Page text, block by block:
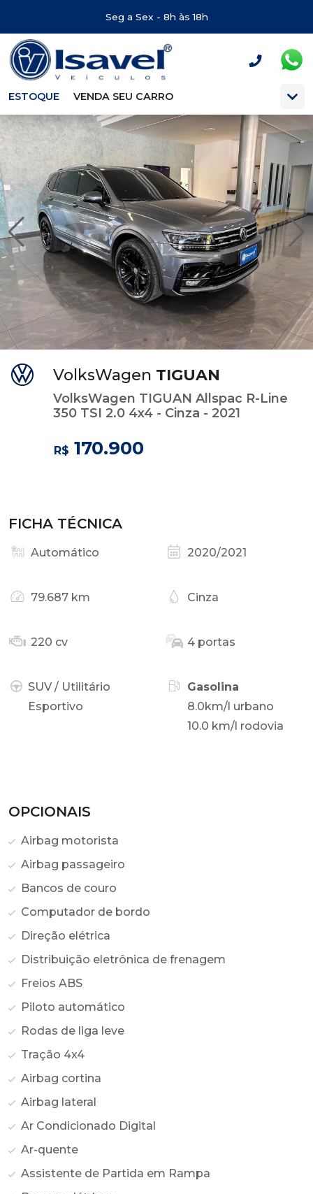
Seg a Sex - 8h às 18h
ESTOQUE VENDA SEU CARRO
VolksWagen TIGUAN
VolksWagen TIGUAN Allspac R-Line
350 TSI 2.0 4x4 - Cinza - 2021
R$ 170.900
FICHA TÉCNICA
Automático 2020/2021
79.687 km Cinza
220 cv 4 portas
SUV / Utilitário
Esportivo
Gasolina
8.0km/l urbano
10.0 km/l rodovia
OPCIONAIS
Airbag motorista
Airbag passageiro
Bancos de couro
Computador de bordo
Direção elétrica
Distribuição eletrônica de frenagem
Freios ABS
Piloto automático
Rodas de liga leve
Tração 4x4
Airbag cortina
Airbag lateral
Ar Condicionado Digital
Ar-quente
Assistente de Partida em Rampa